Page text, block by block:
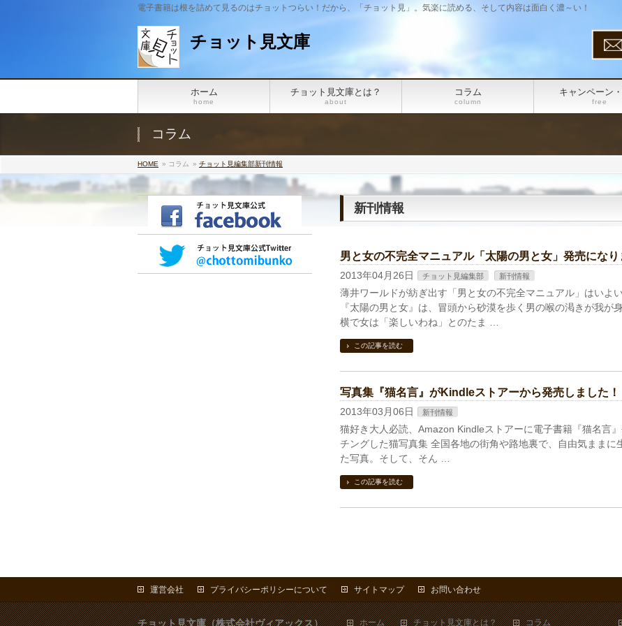
電子書籍は根を詰めて見るのはチョットつらい！だから、「チョット見」。気楽に読める、そして内容は面白く濃～い！
チョット見文庫
ホーム
home
チョット見文庫とは？
about
コラム
column
キャンペーン
free
コラム
HOME » コラム » チョット見編集部新刊情報
新刊情報
男と女の不完全マニュアル「太陽の男と女」発売になり
2013年04月26日 チョット見編集部 新刊情報
薄井ワールドが紡ぎ出す「男と女の不完全マニュアル」はいよ
『太陽の男と女』は、冒頭から砂漠を歩く男の喉の渇きが我
横で女は「楽しいわね」とのたま …
この記事を読む
写真集『猫名言』がKindleストアーから発売しました！
2013年03月06日 新刊情報
猫好き大人必読、Amazon Kindleストアーに電子書籍『猫名言
チングした猫写真集 全国各地の街角や路地裏で、自由気ままに
た写真。そして、そん …
この記事を読む
運営会社 プライバシーポリシーについて サイトマップ お問い合わせ
チョット見文庫（株式会社ヴィアックス） ホーム チョット見文庫とは？ コラム